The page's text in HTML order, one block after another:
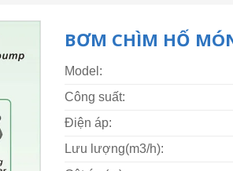
BƠM CHÌM HỐ
Model:
Công suất:
Điện áp:
Lưu lượng(m3/h):